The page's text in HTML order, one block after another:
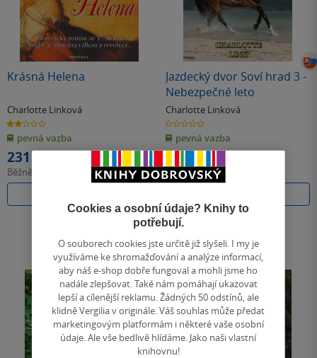
Krásná Helena
Charlotte Linková
2.0
z
5
hvězdiček
pevná vazba
231 Kč
Běžně
Jazdecký dvor Soví hrad 3 -
Nebezpečné leto
Charlotte Linková
0.0
z
5
hvězdiček
pevná vazba
Běžně270 Kč
Cookies a osobní údaje? Knihy to
potřebují.
O souborech cookies jste určitě již slyšeli. I my je
využíváme ke shromažďování a analýze informací,
aby náš e-shop dobře fungoval a mohli jsme ho
nadále zlepšovat. Také nám pomáhají ukazovat
lepší a cílenější reklamu. Žádných 50 odstínů, ale
klidně Vergilia v originále. Váš souhlas může předat
marketingovým platformám i některé vaše osobní
údaje. Ale vše bedlivě hlídáme. Jako naši vlastní
knihovnu!